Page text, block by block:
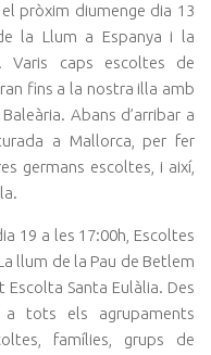
pròxim diumenge dia 13
la Llum a Espanya i la
Varis caps escoltes de
fins a la nostra illa amb
Abans d’arribar a
a Mallorca, per fer
germans escoltes, i així,
19 a les 17:00h, Escoltes
llum de la Pau de Betlem
Escolta Santa Eulàlia. Des
a tots els agrupaments
famílies, grups de